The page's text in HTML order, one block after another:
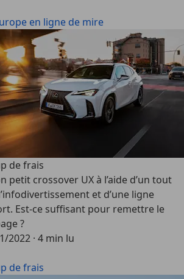
en ligne de mire
de frais
petit crossover UX à l’aide d’un tout
et d’une ligne
Est-ce suffisant pour remettre le
?
2022 · 4 min lu
de frais